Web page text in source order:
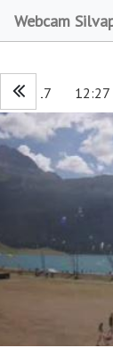
Webcam
12:17 12:27